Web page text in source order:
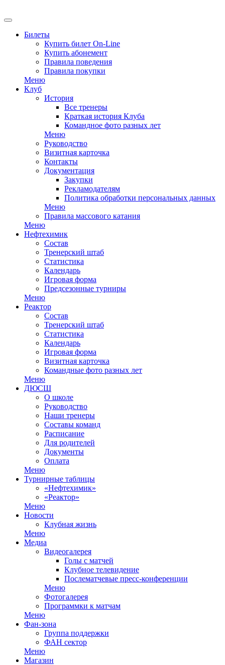
Билеты
Купить билет On-Line
Купить абонемент
Правила поведения
Правила покупки
Меню
Клуб
История
Все тренеры
Краткая история Клуба
Командное фото разных лет
Меню
Руководство
Визитная карточка
Контакты
Документация
Закупки
Рекламодателям
Политика обработки персональных данных
Меню
Правила массового катания
Меню
Нефтехимик
Состав
Тренерский штаб
Статистика
Календарь
Игровая форма
Предсезонные турниры
Меню
Реактор
Состав
Тренерский штаб
Статистика
Календарь
Игровая форма
Визитная карточка
Командные фото разных лет
Меню
ДЮСШ
О школе
Руководство
Наши тренеры
Составы команд
Расписание
Для родителей
Документы
Оплата
Меню
Турнирные таблицы
«Нефтехимик»
«Реактор»
Меню
Новости
Клубная жизнь
Меню
Медиа
Видеогалерея
Голы с матчей
Клубное телевидение
Послематчевые пресс-конференции
Меню
Фотогалерея
Программки к матчам
Меню
Фан-зона
Группа поддержки
ФАН сектор
Меню
Магазин